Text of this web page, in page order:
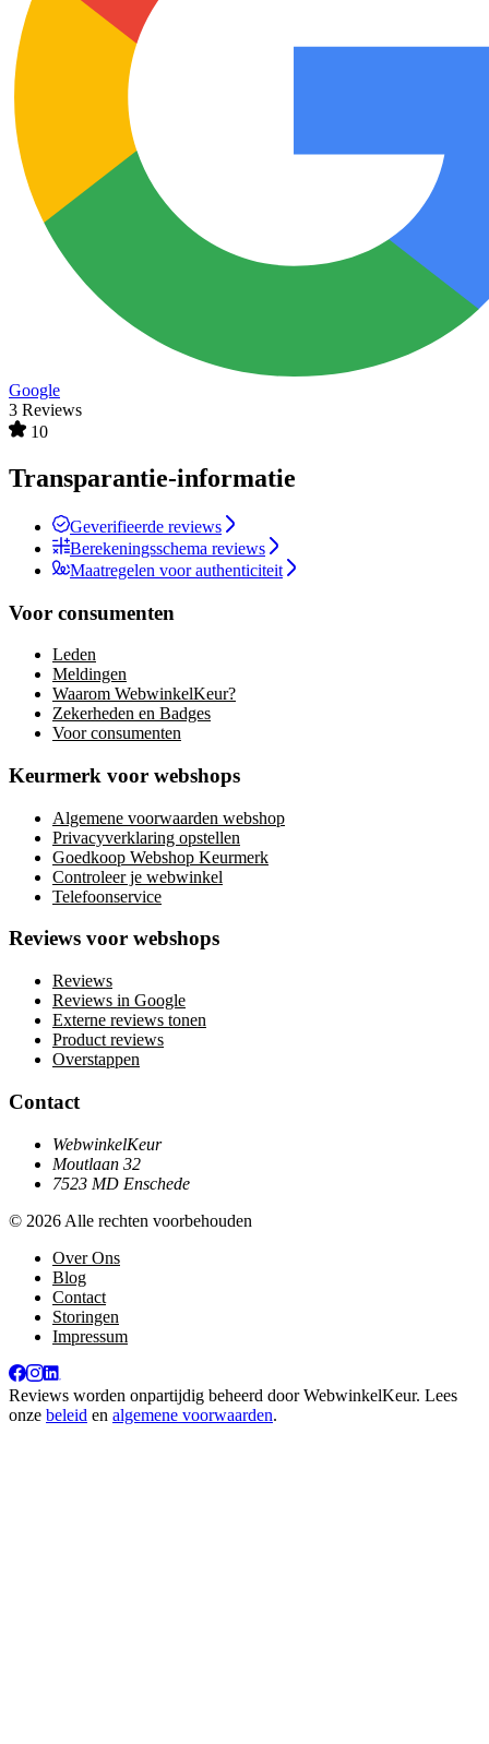
Google
3 Reviews
10
Transparantie-informatie
Geverifieerde reviews
Berekeningsschema reviews
Maatregelen voor authenticiteit
Voor consumenten
Leden
Meldingen
Waarom WebwinkelKeur?
Zekerheden en Badges
Voor consumenten
Keurmerk voor webshops
Algemene voorwaarden webshop
Privacyverklaring opstellen
Goedkoop Webshop Keurmerk
Controleer je webwinkel
Telefoonservice
Reviews voor webshops
Reviews
Reviews in Google
Externe reviews tonen
Product reviews
Overstappen
Contact
WebwinkelKeur
Moutlaan 32
7523 MD Enschede
© 2026 Alle rechten voorbehouden
Over Ons
Blog
Contact
Storingen
Impressum
Reviews worden onpartijdig beheerd doorWebwinkelKeur. Lees
onze beleid en algemene voorwaarden.